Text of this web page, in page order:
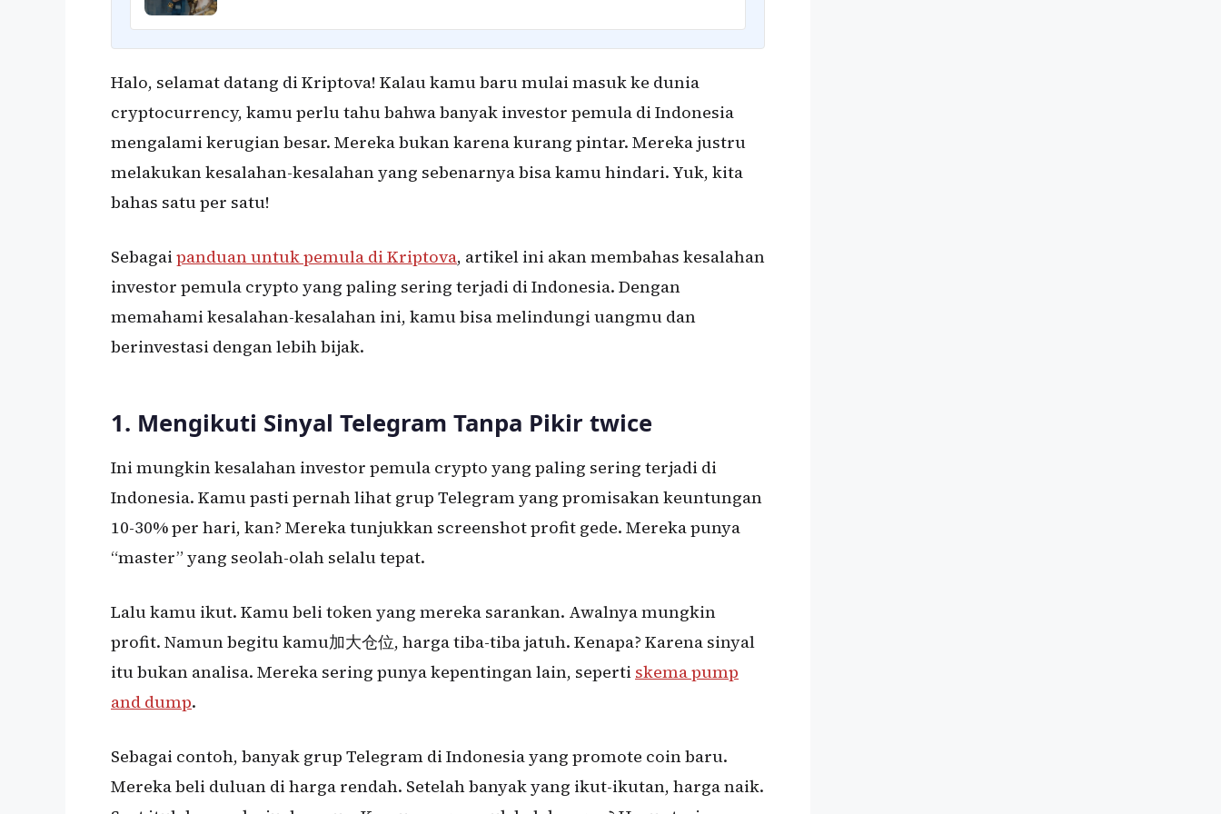
Halo, selamat datang di Kriptova! Kalau kamu baru mulai masuk ke dunia
cryptocurrency, kamu perlu tahu bahwa banyak investor pemula di Indonesia
mengalami kerugian besar. Mereka bukan karena kurang pintar. Mereka justru
melakukan kesalahan-kesalahan yang sebenarnya bisa kamu hindari. Yuk, kita
bahas satu per satu!
Sebagaipanduan untuk pemula di Kriptova, artikel ini akan membahas kesalahan
investor pemula crypto yang paling sering terjadi di Indonesia. Dengan
memahami kesalahan-kesalahan ini, kamu bisa melindungi uangmu dan
berinvestasi dengan lebih bijak.
1. Mengikuti Sinyal Telegram Tanpa Pikir twice
Ini mungkin kesalahan investor pemula crypto yang paling sering terjadi di
Indonesia. Kamu pasti pernah lihat grup Telegram yang promisakan keuntungan
10-30% per hari, kan? Mereka tunjukkan screenshot profit gede. Mereka punya
“master” yang seolah-olah selalu tepat.
Lalu kamu ikut. Kamu beli token yang mereka sarankan. Awalnya mungkin
profit. Namun begitu kamu加大仓位, harga tiba-tiba jatuh. Kenapa? Karena sinyal
itu bukan analisa. Mereka sering punya kepentingan lain, seperti skema pump
and dump.
Sebagai contoh, banyak grup Telegram di Indonesia yang promote coin baru.
Mereka beli duluan di harga rendah. Setelah banyak yang ikut-ikutan, harga naik.